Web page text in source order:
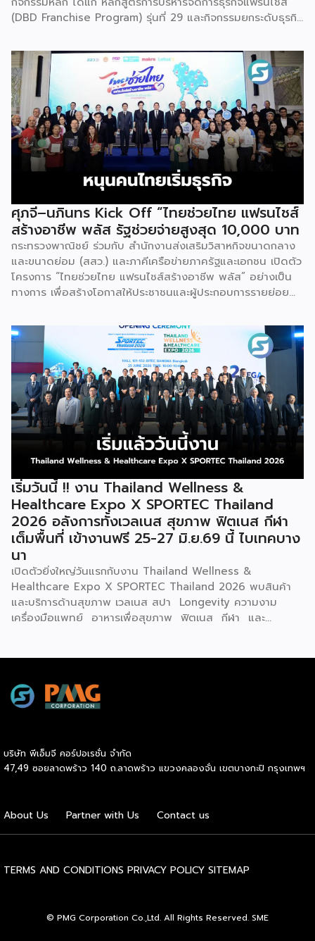
(DBD Franchise Program) รุ่นที่ 29 และกิจกรรมยกระดับธุรกิจ
(Franchise Standard) มุ่งเป้าบ่มเพาะศักยภาพผู้ประกอบการราย
ใหม่ พร้อมการันตีคุณภาพมาตรฐานเพื่อสร้างความเชี่ยวชาญและ
ความน่าเชื่อถือในตลาดโลก นายพูนพงษ์ นัยนาภากรณ์ อธิบดี
กรมพัฒนาธุรกิจการค้า กระทรวงพาณิชย์ เปิดเผยภายหลังเป็น
ประธานมอบประกาศนียบัตรแก่ผู้ประกอบการแฟรนไชส์ใน 2
กิจกรรมว่า “ขอแสดงความยินดีกับทุกกิจการที่ได้รับ
ประกาศนียบัตรในวันนี้ (วันพุธที่ 15 กรกฎาคม 2569) โดย
กิจกรรมแรกเป็นการอบรมหลักสูตรการบริหารจัดการธุรกิจแฟรน
ไชส์ (DBD Franchise Program: DBD-FP) รุ่นที่ 29 ซึ่งเป็น
หลักสูตรระยะยาวที่จัดขึ้นตั้งแต่วันที่ 3 ธันวาคม 2568 – วันที่ 2
เมษายน 2569 รวม 23 วัน โดยได้รับเกียรติจากวิทยากรผู้ทรง
คุณวุฒิจากภาครัฐ ภาคเอกชน และสถาบันการศึกษา ที่มาร่วมบ่ม
เพาะความรู้เชิงปฏิบัติการให้แก่ผู้ประกอบธุรกิจแฟรนไชส์อย่างเข้ม
ข้นรวม […]
ศุภจี–นภินทร Kick Off “ไทยช่วยไทย แฟรนไชส์
สร้างอาชีพ พลัส รัฐช่วยจ่ายสูงสุด 10,000 บาท
กระทรวงพาณิชย์ ร่วมกับ สำนักงานส่งเสริมวิสาหกิจขนาดกลาง
และขนาดย่อม (สสว.) และภาคีเครือข่ายภาครัฐและเอกชน เปิดตัว
โครงการ “ไทยช่วยไทย แฟรนไชส์สร้างอาชีพ พลัส” อย่างเป็น
ทางการ เพื่อสร้างโอกาสให้ประชาชนและผู้ประกอบการรายย่อย
ทั้งเงินอุดหนุน พื้นที่ค้าขาย แหล่งเงินทุน และการเชื่อมโยงตลาด
ดิจิทัล เพื่อสร้างอาชีพ เพิ่มรายได้ และเสริมความเข้มแข็งให้
เศรษฐกิจฐานราก นางศุภจี สุธรรมพันธุ์ รองนายกรัฐมนตรีและ
รัฐมนตรีว่าการกระทรวงพาณิชย์ เป็นประธานเปิดโครงการ “ไทย
ช่วยไทย แฟรนไชส์สร้างอาชีพ พลัส” ณ ห้องบุรฉัตรไชยากร
สำนักงานปลัดกระทรวงพาณิชย์ โดยมีนายนภินทร ศรีสรรพางค์
รัฐมนตรีประจำสำนักนายกรัฐมนตรี ผู้กำกับดูแลสำนักงานส่ง
เสริมวิสาหกิจขนาดกลางและขนาดย่อม (สสว.) พร้อมผู้บริหาร
หน่วยงานภาครัฐ ภาคเอกชน และผู้ประกอบธุรกิจแฟรนไชส์เข้า
ร่วม นางศุภจี กล่าวว่า โครงการนี้เกิดจากความร่วมมือระหว่าง
กระทรวงพาณิชย์ และ สสว. ภายใต้นโยบายของรัฐบาลที่มุ่งดูแล
ค่าครองชีพของประชาชนควบคู่กับการสร้างรายได้ โดยกรม
พัฒนาธุรกิจการค้าได้พัฒนาธุรกิจแฟรนไชส์มาอย่างต่อเนื่อง
เพื่อเปิดโอกาสให้ผู้ที่ต้องการมีอาชีพหรือหารายได้เพิ่มเติม
สามารถเริ่มต้นธุรกิจได้ง่ายขึ้นผ่านระบบแฟรนไชส์ ซึ่งปัจจุบันมี
ธุรกิจแฟรนไชส์จดทะเบียนกับกรมพัฒนาธุรกิจการค้ากว่า 500
ราย และได้คัดเลือกแฟรนไชส์มาตรฐานที่มีมูลค่าการลงทุนไม่เกิน
100,000 บาท เข้าร่วมโครงการกว่า […]
เริ่มวันนี้ !! งาน Thailand Wellness &
Healthcare Expo X SPORTEC Thailand
2026 อลังการทั้งเวลเนส สุขภาพ ฟิตเนส กีฬา
เต็มพื้นที่ เข้างานฟรี 25-27 มิ.ย.69 นี้ ไบเทคบาง
นา
เปิดตัวยิ่งใหญ่วันแรกกับงาน Thailand Wellness &
Healthcare Expo X SPORTEC Thailand 2026 พบสินค้า
และบริการด้านสุขภาพ เวลเนส สปา Longevity ความงาม
เครื่องมือแพทย์ อาหารเพื่อสุขภาพ ฟิตเนส กีฬา และ
พร้อมเวทีเจรจาจับคู่ธุรกิจทั้งในและต่างประเทศ งานจัดต่อเนื่อง
ตั้งแต่วันนี้ถึง 27 มิถุนายน 2569 ณ ฮอลล์ 101, 102 ไบเทค
เรือง อดีตรัฐมนตรีว่าการกระทรวงวิทยาศาสตร์และเทคโนโลยี
อดีตรัฐมนตรีว่าการกระทรวงอุตสาหกรรม กรรมการสำนักงานส่ง
“ประเทศไทยมีฐานแข็งแกร่งในเรื่องอุตสาหกรรมการแพทย์และสุข
ภาวะติดอันดับต้นๆ ในระดับโลก รัฐบาลจึงได้กำหนดให้สุขภาวะ
การขับเคลื่อนเศรษฐกิจมูลค่าสูงของประเทศ ผมมั่นใจว่างาน […]
บริษัท พีเอ็มจี คอร์ปอเรชั่น จำกัด
47,49 ซอยลาดพร้าว 140 ถ.ลาดพร้าว แขวงคลองจั่น เขตบางกะปิ กรุงเทพฯ
About Us Partner with Us Contact us
TERMS AND CONDITIONS PRIVACY POLICY SITEMAP
© PMG Corporation Co.,Ltd. All Rights Reserved. SME